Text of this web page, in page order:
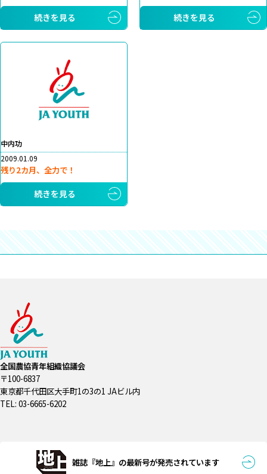
続きを見る
続きを見る
中内功
2009.01.09
残り2カ月、全力で！
続きを見る
全国農協青年組織協議会
〒100-6837
東京都千代田区大手町1の3の1 JAビル内
TEL: 03-6665-6202
雑誌『地上』の最新号が発売されています